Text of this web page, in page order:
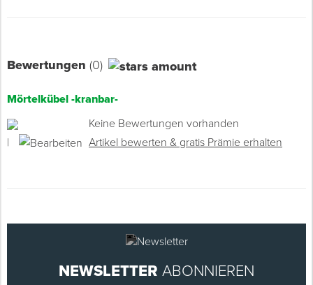
Bewertungen (0)
Mörtelkübel -kranbar-
Keine Bewertungen vorhanden
|
Artikel bewerten & gratis Prämie erhalten
NEWSLETTER ABONNIEREN